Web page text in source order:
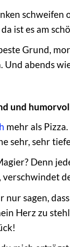
schweifen
ist es am
Grund,
Und abends
und
mehr als
sehr, sehr
Denn
verschwindet
nur sagen,
Herz zu